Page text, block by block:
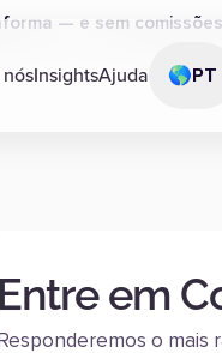
— e sem
InsightsAjuda 🌎 PT
Entre em
Responderemos o mais